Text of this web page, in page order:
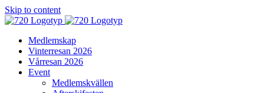
Skip to content
Medlemskap
Vinterresan 2026
Vårresan 2026
Event
Medlemskvällen